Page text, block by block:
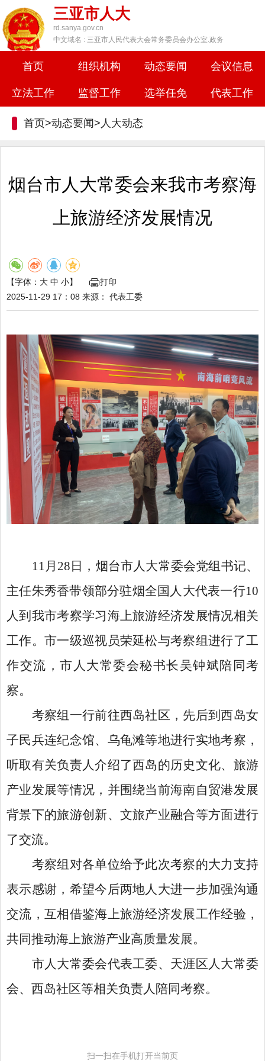
三亚市人大
rd.sanya.gov.cn
中文域名 : 三亚市人民代表大会常务委员会办公室.政务
首页 组织机构 动态要闻 会议信息
立法工作 监督工作 选举任免 代表工作
首页>动态要闻> 人大动态
烟台市人大常委会来我市考察海
上旅游经济发展情况
【字体： 大 中 小】
打印
2025-11-29 17：08 来源： 代表工委
11月28日，烟台市人大常委会党组书记、
主任朱秀香带领部分驻烟全国人大代表一行10
人到我市考察学习海上旅游经济发展情况相关
工作。市一级巡视员荣延松与考察组进行了工
作交流，市人大常委会秘书长吴钟斌陪同考
察。
考察组一行前往西岛社区，先后到西岛女
子民兵连纪念馆、乌龟滩等地进行实地考察，
听取有关负责人介绍了西岛的历史文化、旅游
产业发展等情况，并围绕当前海南自贸港发展
背景下的旅游创新、文旅产业融合等方面进行
了交流。
考察组对各单位给予此次考察的大力支持
表示感谢，希望今后两地人大进一步加强沟通
交流，互相借鉴海上旅游经济发展工作经验，
共同推动海上旅游产业高质量发展。
市人大常委会代表工委、天涯区人大常委
会、西岛社区等相关负责人陪同考察。
扫一扫在手机打开当前页